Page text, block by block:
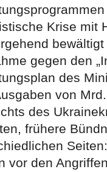
Krise mit
gegen den
des
von
des
frühere
vor den